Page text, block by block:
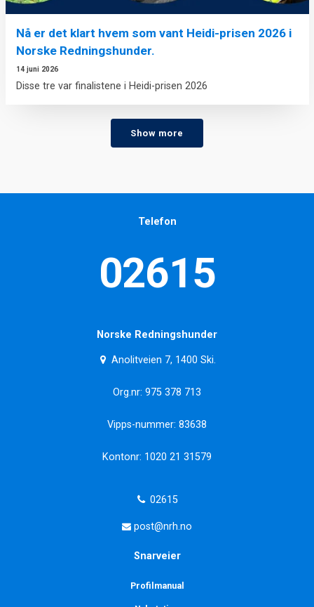
Nå er det klart hvem som vant Heidi-prisen 2026 i
Norske Redningshunder.
14 juni 2026
Disse tre var finalistene i Heidi-prisen 2026
Show more
Telefon
02615
Norske Redningshunder
Anolitveien 7, 1400 Ski.
Org.nr: 975 378 713
Vipps-nummer: 83638
Kontonr: 1020 21 31579
02615
post@nrh.no
Snarveier
Profilmanual